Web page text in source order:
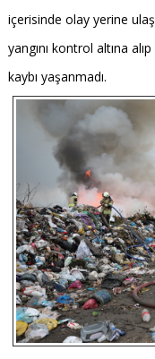
içerisinde olay yerine
yangını kontrol altına
kaybı yaşanmadı.